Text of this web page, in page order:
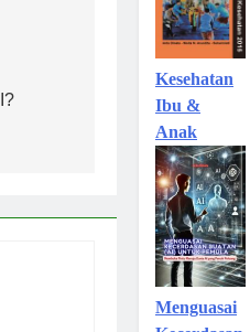
Kesehatan
Ibu &
Anak
Menguasai